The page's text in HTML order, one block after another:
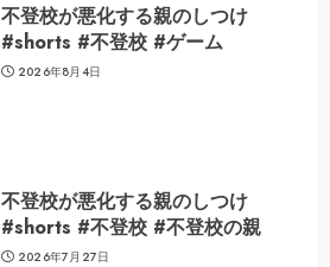
不登校が悪化する親のしつけ
#shorts #不登校 #ゲーム
2026年8月4日
不登校が悪化する親のしつけ
#shorts #不登校 #不登校の親
2026年7月27日